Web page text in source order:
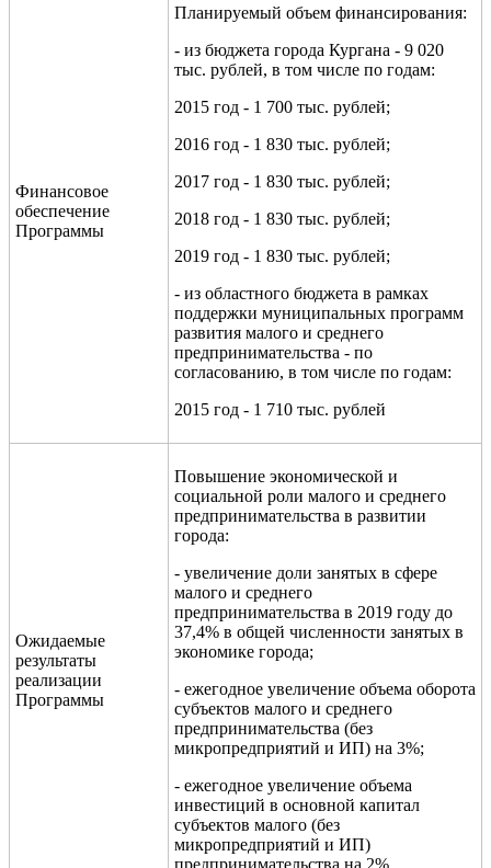
Финансовое
обеспечение
Программы
Планируемый объем финансирования:
- из бюджета города Кургана - 9 020
тыс. рублей, в том числе по годам:
2015 год - 1 700 тыс. рублей;
2016 год - 1 830 тыс. рублей;
2017 год - 1 830 тыс. рублей;
2018 год - 1 830 тыс. рублей;
2019 год - 1 830 тыс. рублей;
- из областного бюджета в рамках
поддержки муниципальных программ
развития малого и среднего
предпринимательства - по
согласованию, в том числе по годам:
2015 год - 1 710 тыс. рублей
Ожидаемые
результаты
реализации
Программы
Повышение экономической и
социальной роли малого и среднего
предпринимательства в развитии
города:
- увеличение доли занятых в сфере
малого и среднего
предпринимательства в 2019 году до
37,4% в общей численности занятых в
экономике города;
- ежегодное увеличение объема оборота
субъектов малого и среднего
предпринимательства (без
микропредприятий и ИП) на 3%;
- ежегодное увеличение объема
инвестиций в основной капитал
субъектов малого (без
микропредприятий и ИП)
предпринимательства на 2%